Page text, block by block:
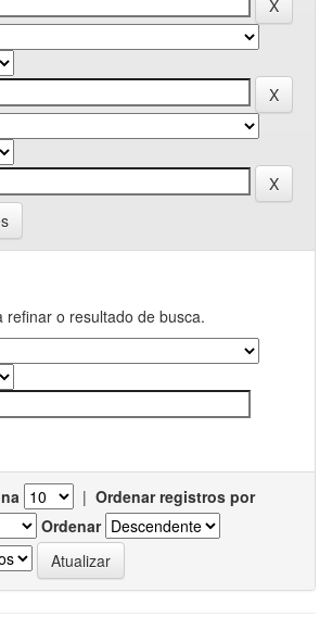
refinar o resultado de busca.
| Ordenar registros por
Ordenar